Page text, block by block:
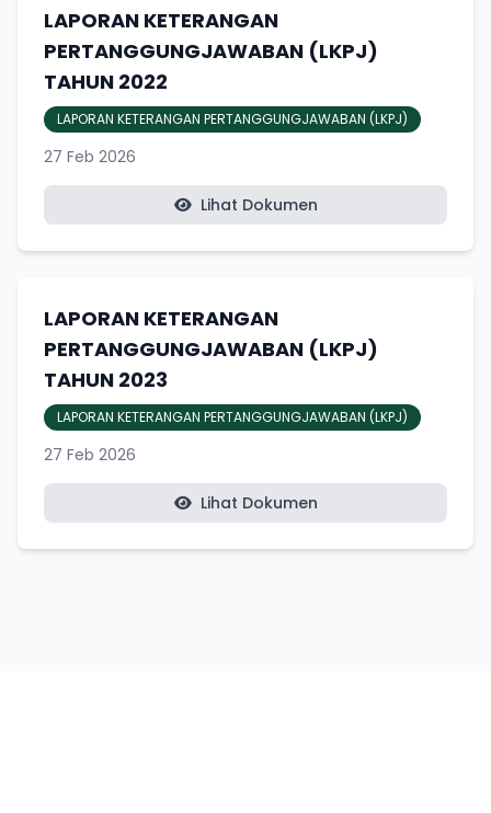
LAPORAN KETERANGAN
PERTANGGUNGJAWABAN (LKPJ)
TAHUN 2022
LAPORAN KETERANGAN PERTANGGUNGJAWABAN (LKPJ)
27 Feb 2026
Lihat Dokumen
LAPORAN KETERANGAN
PERTANGGUNGJAWABAN (LKPJ)
TAHUN 2023
LAPORAN KETERANGAN PERTANGGUNGJAWABAN (LKPJ)
27 Feb 2026
Lihat Dokumen